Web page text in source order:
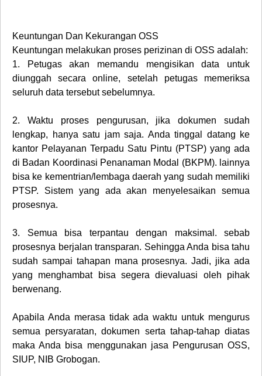
Keuntungan Dan Kekurangan OSS
Keuntungan melakukan proses perizinan di OSS adalah:
1.
Petugas akan memandu mengisikan data untuk
diunggah secara online, setelah petugas memeriksa
seluruh data tersebut sebelumnya.
2.
Waktu proses pengurusan, jika dokumen sudah
lengkap, hanya satu jam saja. Anda tinggal datang ke
kantor Pelayanan Terpadu Satu Pintu (PTSP) yang ada
di Badan Koordinasi Penanaman Modal (BKPM). lainnya
bisa ke kementrian/lembaga daerah yang sudah memiliki
PTSP. Sistem yang ada akan menyelesaikan semua
prosesnya.
3.
Semua bisa terpantau dengan maksimal. sebab
prosesnya berjalan transparan. Sehingga Anda bisa tahu
sudah sampai tahapan mana prosesnya. Jadi, jika ada
yang menghambat bisa segera dievaluasi oleh pihak
berwenang.
Apabila Anda merasa tidak ada waktu untuk mengurus
semua persyaratan, dokumen serta tahap-tahap diatas
maka Anda bisa menggunakan jasa Pengurusan OSS,
SIUP, NIB Grobogan.